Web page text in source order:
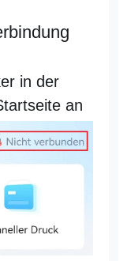
in der
an